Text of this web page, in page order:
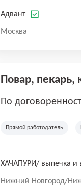
Адвант
Москва
Повар, пекарь,
По
Прямой работодатель
ХАЧАПУРИ/ выпечка и
Нижний Новгород/